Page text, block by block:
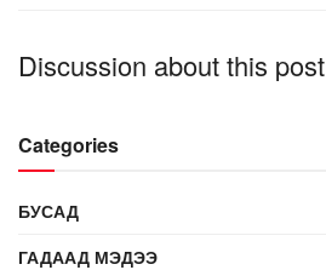
Discussion about this post
Categories
БУСАД
ГАДААД МЭДЭЭ